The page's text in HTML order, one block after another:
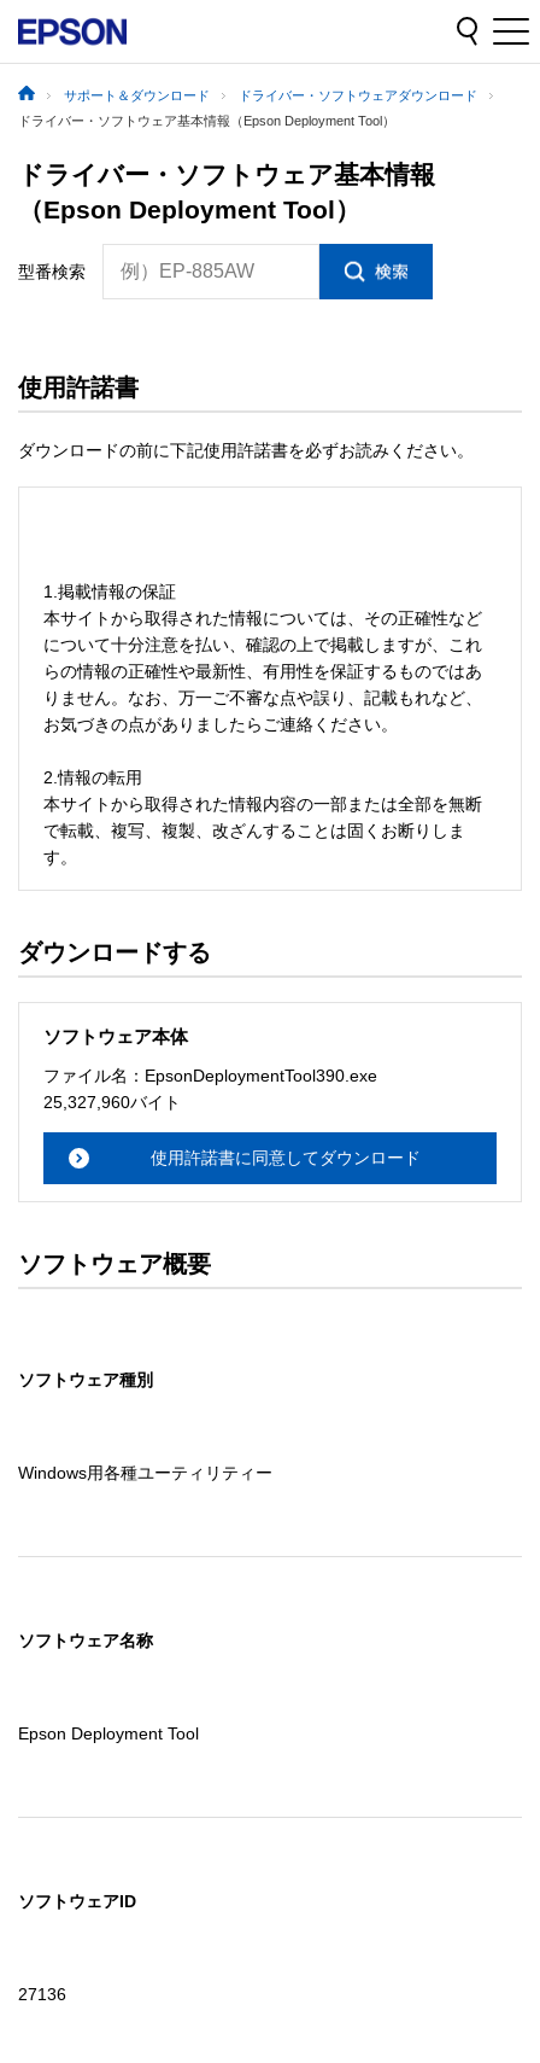
サポート＆ダウンロード
ドライバー・ソフトウェアダウンロード
ドライバー・ソフトウェア基本情報（Epson Deployment Tool）
ドライバー・ソフトウェア基本情報
（Epson Deployment Tool）
型番検索 例）EP-885AW
使用許諾書
ダウンロードの前に下記使用許諾書を必ずお読みください。
1.掲載情報の保証
本サイトから取得された情報については、その正確性など
について十分注意を払い、確認の上で掲載しますが、これ
らの情報の正確性や最新性、有用性を保証するものではあ
りません。なお、万一ご不審な点や誤り、記載もれなど、
お気づきの点がありましたらご連絡ください。
2.情報の転用
本サイトから取得された情報内容の一部または全部を無断
で転載、複写、複製、改ざんすることは固くお断りしま
す。
報のご利用により生じたお客様のソフトウェア・ハードウ
スによる損害)について、当社および当社グループでは一切
の責任を負いかねます。
本サイト上の情報は予告なしに変更することがあります。
サイトの運用の中断または中止から生じるいかなる損害に
5.損害の責任
ダウンロードする
ソフトウェア本体
ファイル名：EpsonDeploymentTool390.exe
25,327,960バイト
使用許諾書に同意してダウンロード
ソフトウェア概要
ソフトウェア種別
Windows用各種ユーティリティー
ソフトウェア名称
Epson Deployment Tool
ソフトウェアID
27136